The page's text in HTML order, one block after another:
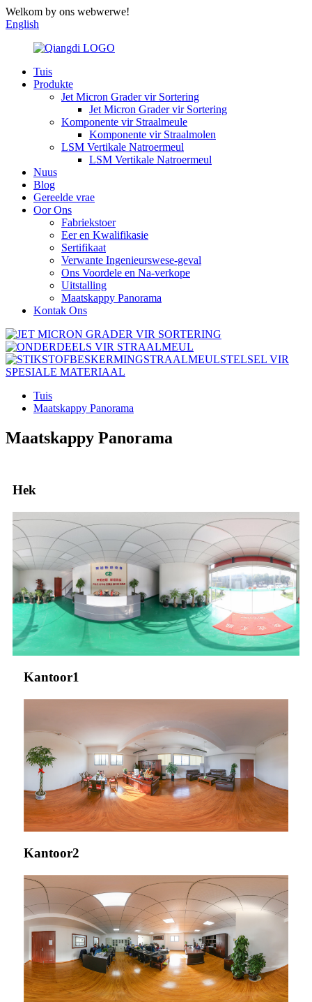
Welkom by ons webwerwe!
English
Tuis
Produkte
Jet Micron Grader vir Sortering
Jet Micron Grader vir Sortering
Komponente vir Straalmeule
Komponente vir Straalmolen
LSM Vertikale Natroermeul
LSM Vertikale Natroermeul
Nuus
Blog
Gereelde vrae
Oor Ons
Fabriekstoer
Eer en Kwalifikasie
Sertifikaat
Verwante Ingenieurswese-geval
Ons Voordele en Na-verkope
Uitstalling
Maatskappy Panorama
Kontak Ons
Tuis
Maatskappy Panorama
Maatskappy Panorama
Hek
Kantoor1
Kantoor2